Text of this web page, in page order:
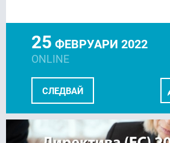
СЛЕДВАЙ
25 ФЕВРУАРИ 2022
ONLINE
LINKEDIN